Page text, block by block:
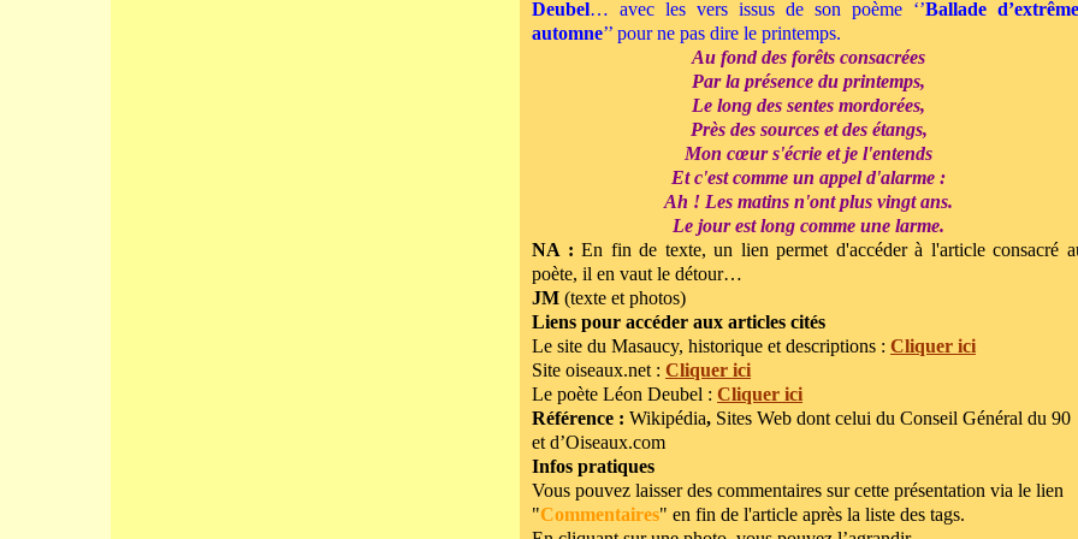
Deubel… avec les vers issus de son poème ‘’Ballade
automne’’ pour ne pas dire le printemps.
Au fond des forêts consacrées
Par la présence du printemps,
Le long des sentes mordorées,
Près des sources et des étangs,
Mon cœur s'écrie et je l'entends
Et c'est comme un appel d'alarme :
Ah ! Les matins n'ont plus vingt ans.
Le jour est long comme une larme.
NA :En fin de texte, un lien permet d'accéder à l'article consacré
poète, il en vaut le détour…
JM (texte et photos)
Liens pour accéder aux articles cités
Le site du Masaucy, historique et descriptions : Cliquer ici
Site oiseaux.net : Cliquer ici
Le poète Léon Deubel : Cliquer ici
Référence : Wikipédia, Sites Web dont celui du Conseil Général du 90
et d’Oiseaux.com
Infos pratiques
Vous pouvez laisser des commentaires sur cette présentation via le lien
"Commentaires" en fin de l'article après la liste des tags.